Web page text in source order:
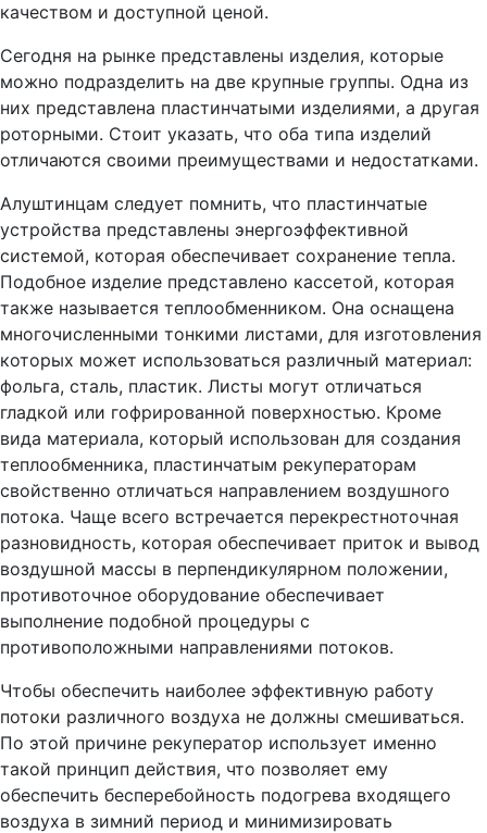
качеством и доступной ценой.
Сегодня на рынке представлены изделия, которые
можно подразделить на две крупные группы. Одна из
них представлена пластинчатыми изделиями, а другая
роторными. Стоит указать, что оба типа изделий
отличаются своими преимуществами и недостатками.
Алуштинцам следует помнить, что пластинчатые
устройства представлены энергоэффективной
системой, которая обеспечивает сохранение тепла.
Подобное изделие представлено кассетой, которая
также называется теплообменником. Она оснащена
многочисленными тонкими листами, для изготовления
которых может использоваться различный материал:
фольга, сталь, пластик. Листы могут отличаться
гладкой или гофрированной поверхностью. Кроме
вида материала, который использован для создания
теплообменника, пластинчатым рекуператорам
свойственно отличаться направлением воздушного
потока. Чаще всего встречается перекрестноточная
разновидность, которая обеспечивает приток и вывод
воздушной массы в перпендикулярном положении,
противоточное оборудование обеспечивает
выполнение подобной процедуры с
противоположными направлениями потоков.
Чтобы обеспечить наиболее эффективную работу
потоки различного воздуха не должны смешиваться.
По этой причине рекуператор использует именно
такой принцип действия, что позволяет ему
обеспечить бесперебойность подогрева входящего
воздуха в зимний период и минимизировать